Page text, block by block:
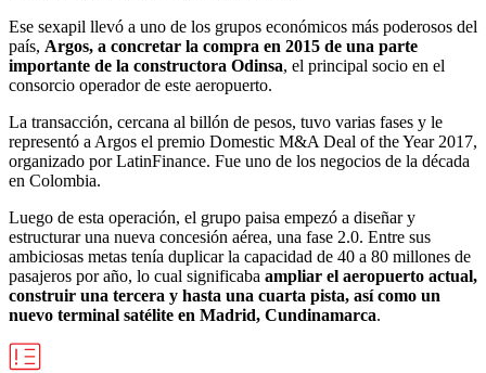
Ese sexapil llevó a uno de los grupos económicos más poderosos del
país, Argos, a concretar la compra en 2015 de una parte
importante de la constructora Odinsa, el principal socio en el
consorcio operador de este aeropuerto.
La transacción, cercana al billón de pesos, tuvo varias fases y le
representó a Argos el premio Domestic M&A Deal of the Year 2017,
organizado por LatinFinance. Fue uno de los negocios de la década
en Colombia.
Luego de esta operación, el grupo paisa empezó a diseñar y
estructurar una nueva concesión aérea, una fase 2.0. Entre sus
ambiciosas metas tenía duplicar la capacidad de 40 a 80 millones de
pasajeros por año, lo cual significaba ampliar el aeropuerto actual,
construir una tercera y hasta una cuarta pista, así como un
nuevo terminal satélite en Madrid, Cundinamarca.